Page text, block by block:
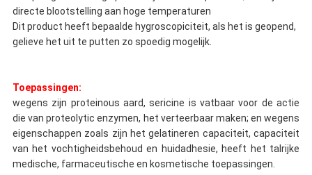
directe blootstelling aan hoge temperaturen
Dit product heeft bepaalde hygroscopiciteit, als het is geopend,
gelieve het uit te putten zo spoedig mogelijk.
Toepassingen:
wegens zijn proteinous aard, sericine is vatbaar voor de actie
die van proteolytic enzymen, het verteerbaar maken; en wegens
eigenschappen zoals zijn het gelatineren capaciteit, capaciteit
van het vochtigheidsbehoud en huidadhesie, heeft het talrijke
medische, farmaceutische en kosmetische toepassingen.